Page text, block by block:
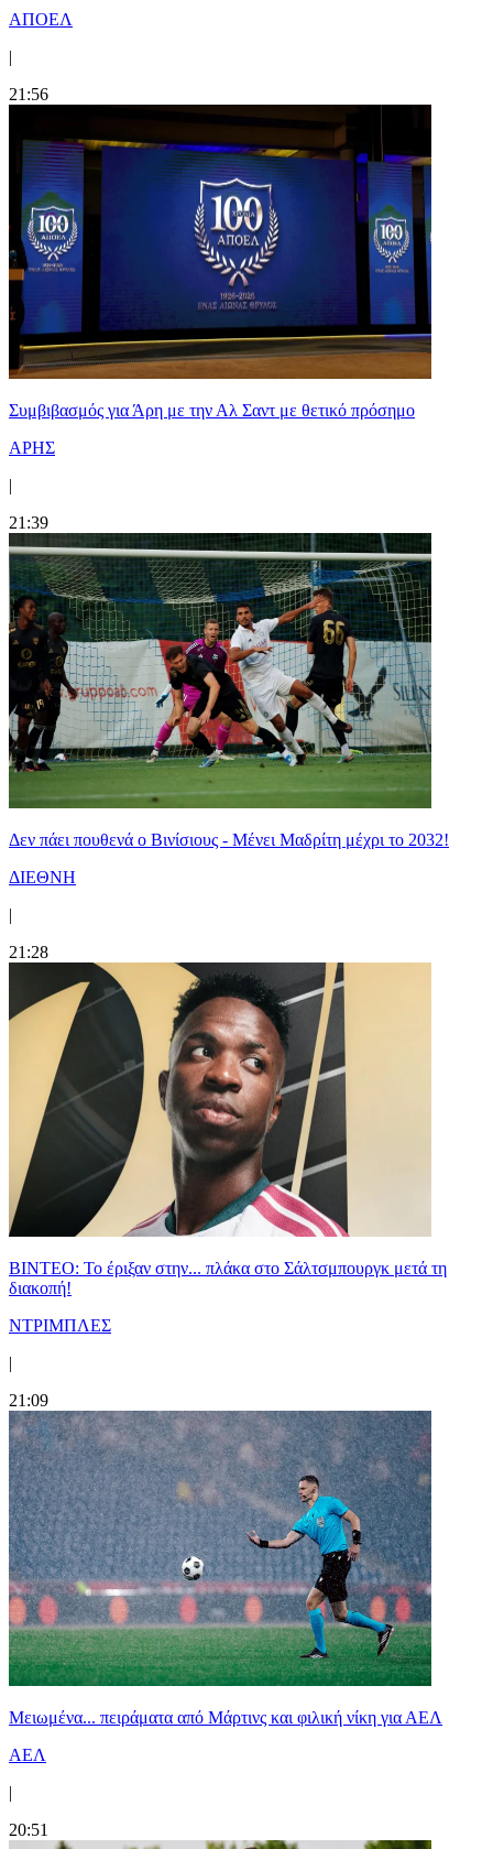
ΑΠΟΕΛ
|
21:56
Συμβιβασμός για Άρη με την Αλ Σαντ με θετικό πρόσημο
ΑΡΗΣ
|
21:39
Δεν πάει πουθενά ο Βινίσιους - Μένει Μαδρίτη μέχρι το 2032!
ΔΙΕΘΝΗ
|
21:28
ΒΙΝΤΕΟ: Το έριξαν στην... πλάκα στο Σάλτσμπουργκ μετά τη
διακοπή!
ΝΤΡΙΜΠΛΕΣ
|
21:09
Μειωμένα... πειράματα από Μάρτινς και φιλική νίκη για ΑΕΛ
ΑΕΛ
|
20:51